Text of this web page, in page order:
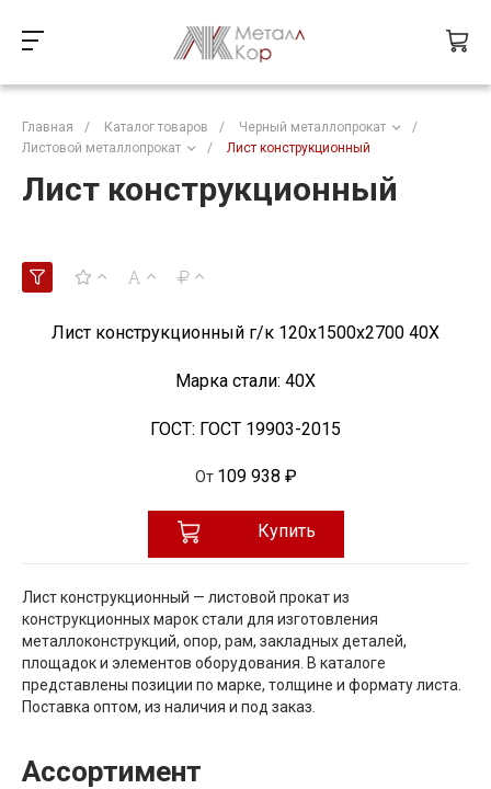
Главная / Каталог товаров / Черный металлопрокат
/
Листовой металлопрокат
/ Лист конструкционный
Лист конструкционный
Лист конструкционный г/к 120х1500х2700 40Х
Марка стали: 40Х
ГОСТ: ГОСТ 19903-2015
От 109 938 ₽
Купить
Лист конструкционный — листовой прокат из
конструкционных марок стали для изготовления
металлоконструкций, опор, рам, закладных деталей,
площадок и элементов оборудования. В каталоге
представлены позиции по марке, толщине и формату листа.
Поставка оптом, из наличия и под заказ.
Ассортимент